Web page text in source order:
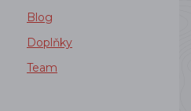
Blog
Doplňky
Team